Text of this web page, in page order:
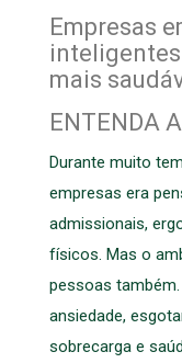
Empresas
mais
ENTENDA
Durante muito
empresas era
admissionais,
físicos. Mas o
pessoas
ansiedade,
sobrecarga e